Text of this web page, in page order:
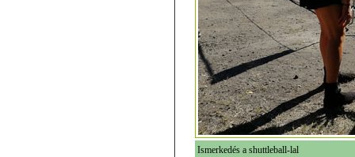
Ismerkedés a shuttleball-lal